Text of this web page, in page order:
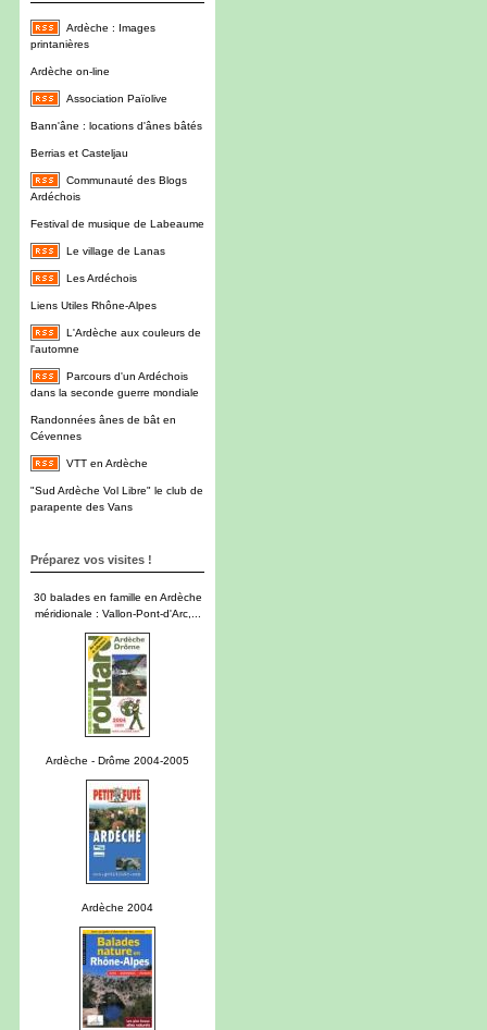
Ardèche : Images
printanières
Ardèche on-line
Association Païolive
Bann'âne : locations d'ânes bâtés
Berrias et Casteljau
Communauté des Blogs
Ardéchois
Festival de musique de Labeaume
Le village de Lanas
Les Ardéchois
Liens Utiles Rhône-Alpes
L'Ardèche aux couleurs de
l'automne
Parcours d'un Ardéchois
dans la seconde guerre mondiale
Randonnées ânes de bât en
Cévennes
VTT en Ardèche
"Sud Ardèche Vol Libre" le club de
parapente des Vans
Préparez vos visites !
30 balades en famille en Ardèche
méridionale : Vallon-Pont-d'Arc,...
Ardèche - Drôme 2004-2005
Ardèche 2004